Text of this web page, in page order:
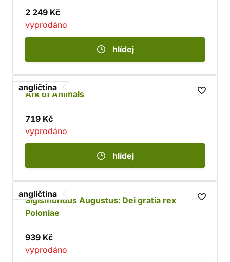
2 249 Kč
vyprodáno
hlídej
angličtina
Ark of Animals
719 Kč
vyprodáno
hlídej
angličtina
Sigismundus Augustus: Dei gratia rex
Poloniae
939 Kč
vyprodáno